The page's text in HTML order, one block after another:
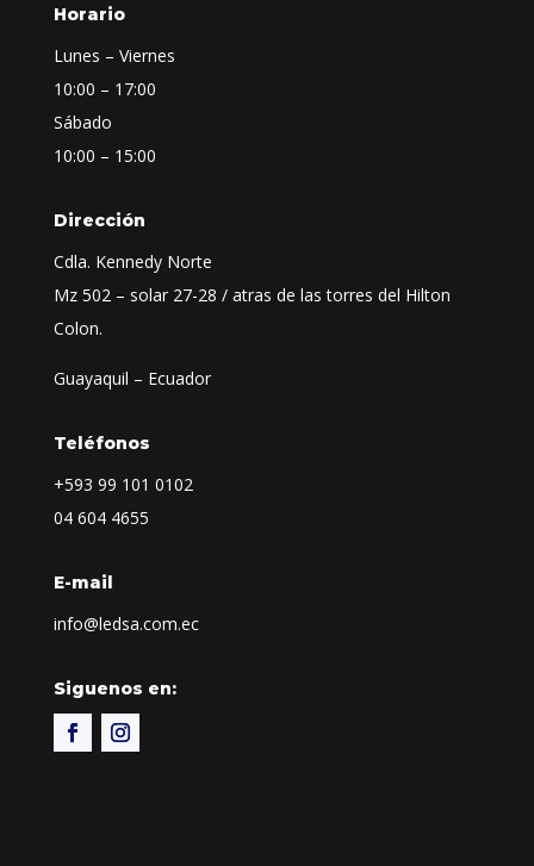
Horario
Lunes – Viernes
10:00 – 17:00
Sábado
10:00 – 15:00
Dirección
Cdla. Kennedy Norte
Mz 502 – solar 27-28 / atras de las torres del Hilton
Colon.
Guayaquil – Ecuador
Teléfonos
+593 99 101 0102
04 604 4655
E-mail
info@ledsa.com.ec
Siguenos en: